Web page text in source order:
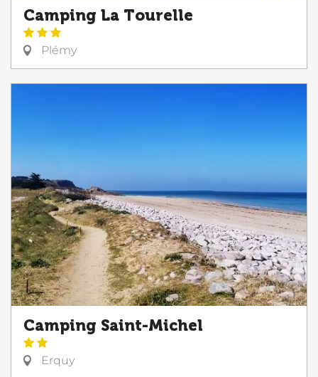
Camping La Tourelle
Plémy
Camping Saint-Michel
Erquy